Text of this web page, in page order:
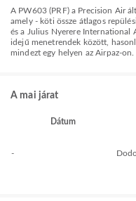
A PW603(PRF) a Precision Air
amely - köti össze átlagos
és a Julius Nyerere International
idejű menetrendek között,
mindezt egy helyen az Airpaz-on.
A mai járat
Dátum
-